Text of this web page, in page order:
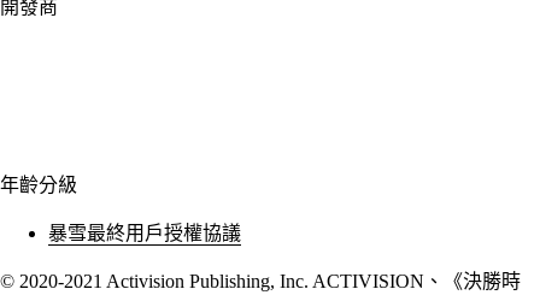
開發商
年齡分級
暴雪最終用戶授權協議
© 2020-2021 Activision Publishing, Inc. ACTIVISION、《決勝時